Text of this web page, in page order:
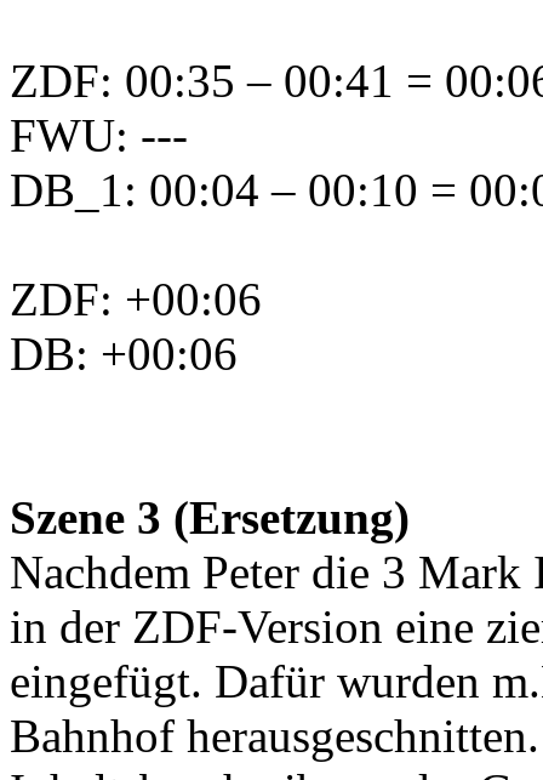
ZDF: 00:35 – 00:41 =
FWU: ---
DB_1: 00:04 – 00:10 =
ZDF: +00:06
DB: +00:06
Szene 3 (Ersetzung)
Nachdem Peter die 3
in der ZDF-Version eine
eingefügt. Dafür wurden
Bahnhof